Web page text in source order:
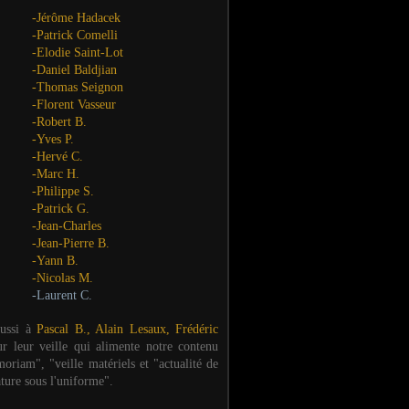
-Jérôme Hadacek
-Patrick Comelli
-Elodie Saint-Lot
-Daniel Baldjian
-Thomas Seignon
-Florent Vasseur
-Robert B.
-Yves P.
-Hervé C.
-Marc H.
-Philippe S.
-Patrick G.
-Jean-Charles
-Jean-Pierre B.
-Yann B.
-Nicolas M.
-Laurent C.
àPascal B., Alain Lesaux, Frédéric
leur veille qui alimente notre contenu
"veille matériels et "actualité de
sous l'uniforme".